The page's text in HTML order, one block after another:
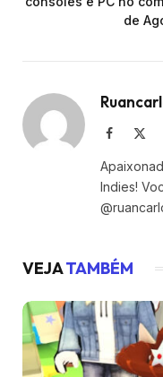
de
Facebook
Indies!
VEJATAMBÉM